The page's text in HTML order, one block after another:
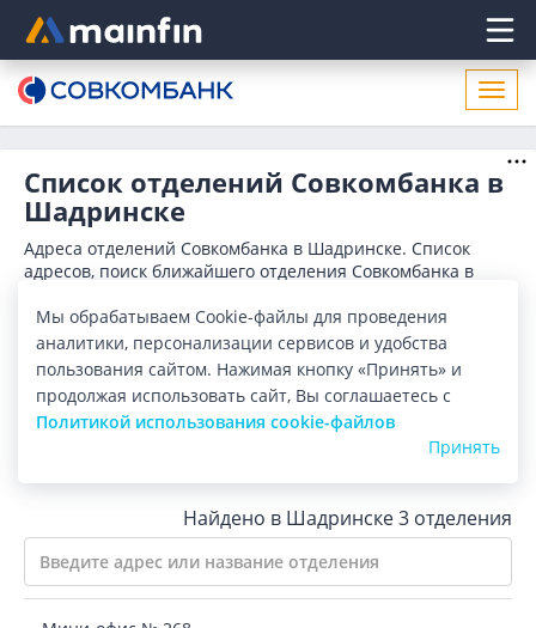
Главное меню
Список отделений Совкомбанка в
Шадринске
Адреса отделений Совкомбанка в Шадринске. Список
адресов, поиск ближайшего отделения Совкомбанка в
контактные данные.
Отделения
Банкоматы
Все банки Карта Список
Найдено в Шадринске3 отделения
Мы обрабатываем Cookie-файлы для проведения
аналитики, персонализации сервисов и удобства
пользования сайтом. Нажимая кнопку «Принять» и
продолжая использовать сайт, Вы соглашаетесь с
Политикой использования cookie-файлов
Принять